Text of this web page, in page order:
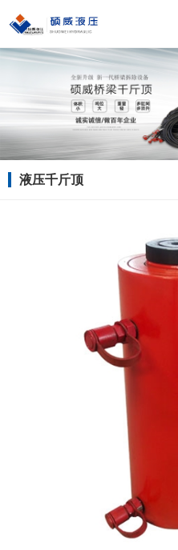
液压千斤顶